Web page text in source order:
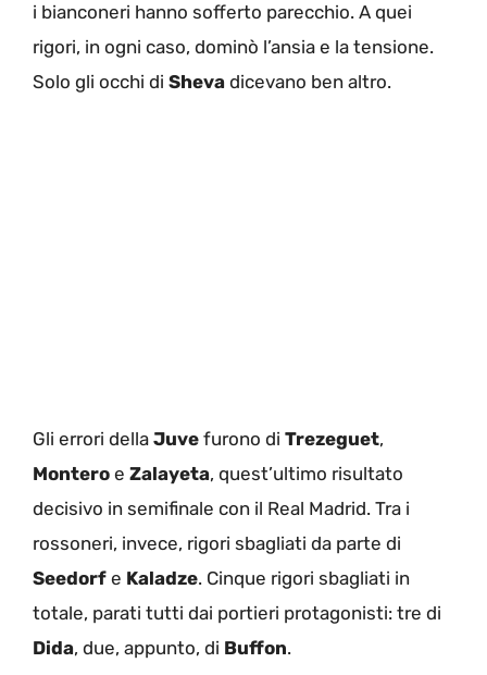
i bianconeri hanno sofferto parecchio. A quei
rigori, in ogni caso, dominò l’ansia e la tensione.
Solo gli occhi di Sheva dicevano ben altro.
Gli errori della Juve furono di Trezeguet,
Montero e Zalayeta, quest’ultimo risultato
decisivo in semifinale con il Real Madrid. Tra i
rossoneri, invece, rigori sbagliati da parte di
Seedorf e Kaladze. Cinque rigori sbagliati in
totale, parati tutti dai portieri protagonisti: tre di
Dida, due, appunto, di Buffon.